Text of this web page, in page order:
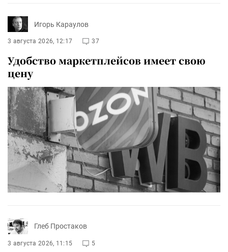
Игорь Караулов
3 августа 2026, 12:17 37
Удобство маркетплейсов имеет свою
цену
Глеб Простаков
3 августа 2026, 11:15 5